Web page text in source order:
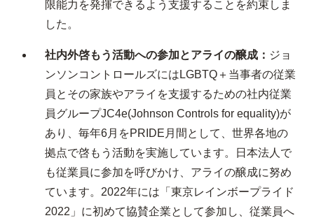
限能力を発揮できるよう支援することを約束しま
した。
社内外啓もう活動への参加とアライの醸成： ジョ
ンソンコントロールズにはLGBTQ＋当事者の従業
員とその家族やアライを支援するための社内従業
員グループJC4e(Johnson Controls for equality)が
あり、毎年6月をPRIDE月間として、世界各地の
拠点で啓もう活動を実施しています。日本法人で
も従業員に参加を呼びかけ、アライの醸成に努め
ています。2022年には「東京レインボープライド
2022」に初めて協賛企業として参加し、従業員へ